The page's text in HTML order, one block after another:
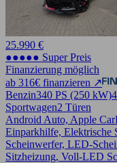
25.990 €
●●●●● Super Preis
Finanzierung möglich
ab 316€ finanzieren ↗
Benzin340 PS (250 kW)
Sportwagen2 Türen
Android Auto, Apple
Einparkhilfe, Elektrische
Scheinwerfer, LED-
Sitzheizung, Voll-LED